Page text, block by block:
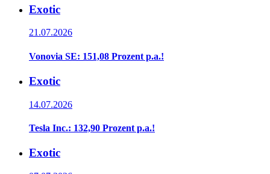
Exotic
21.07.2026
Vonovia SE: 151,08 Prozent p.a.!
Exotic
14.07.2026
Tesla Inc.: 132,90 Prozent p.a.!
Exotic